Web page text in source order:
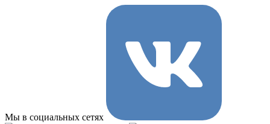
Мы в социальных сетях